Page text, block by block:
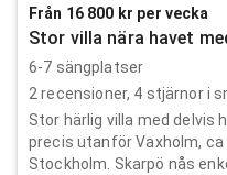
Från 16 800 kr per vecka
Stor villa nära havet
6-7 sängplatser
2 recensioner, 4 stjärnor i
Stor härlig villa med delvis
precis utanför Vaxholm,
Stockholm. Skarpö nås